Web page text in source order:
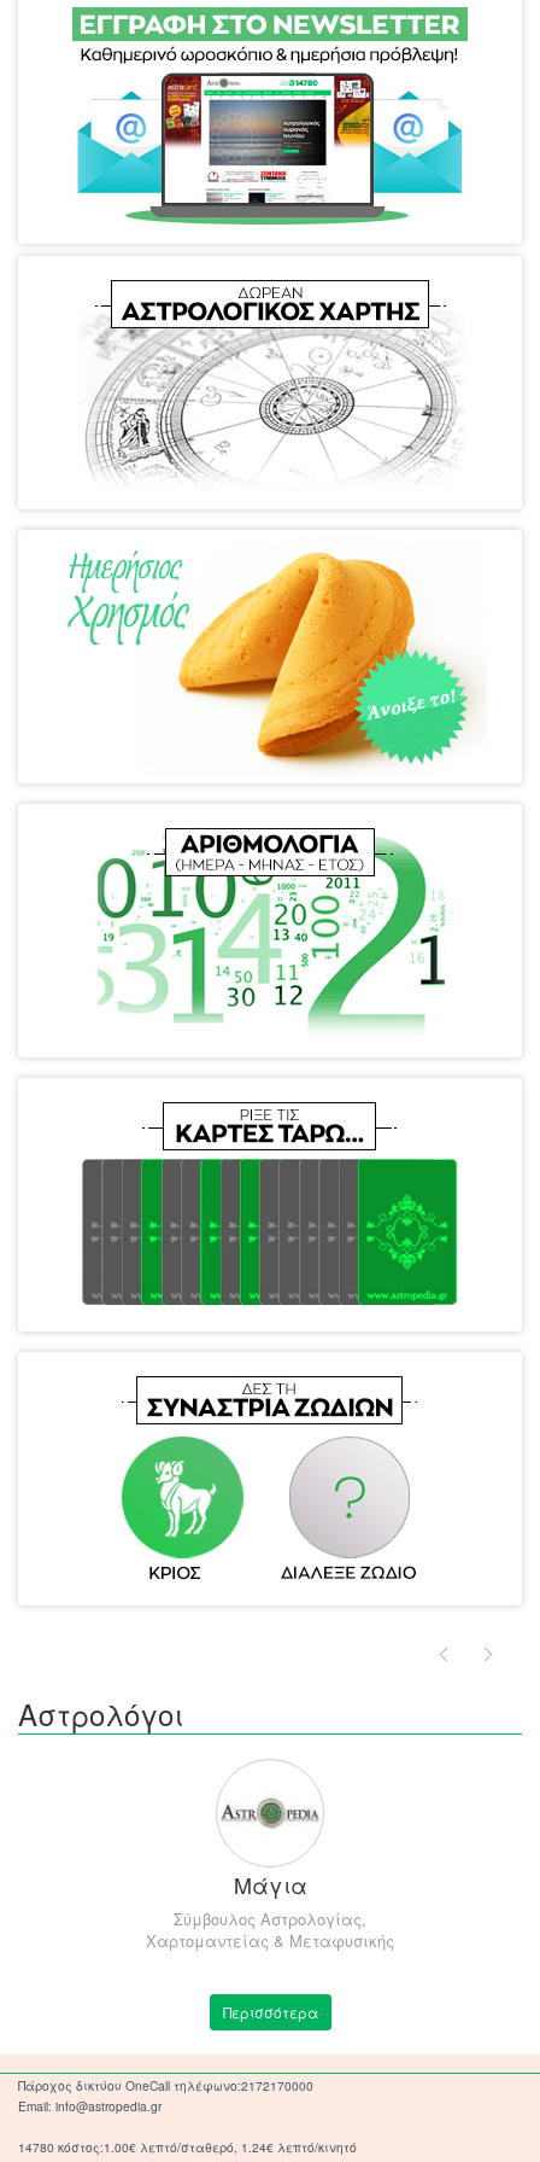
Αστρολόγοι
Μάγια
Σύμβουλος Αστρολογίας,
Χαρτομαντείας & Μεταφυσικής
Περισσότερα
Πάροχος δικτύου OneCall τηλέφωνο:2172170000
Email: info@astropedia.gr
14780 κόστος:1.00€ λεπτό/σταθερό, 1.24€ λεπτό/κινητό